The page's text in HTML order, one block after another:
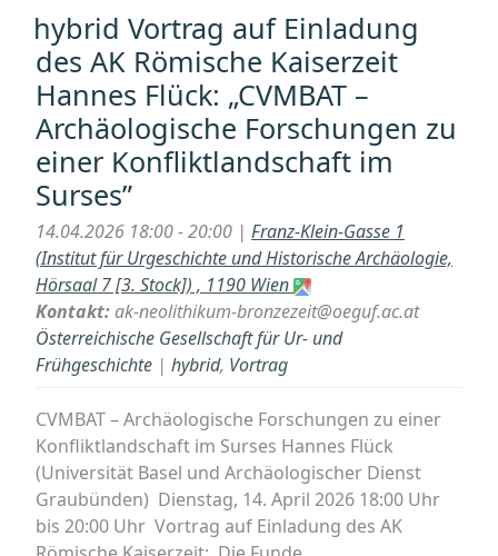
„Notizbücher
als
Die
Aufzeichnungen
Walter
von
den
Untersuchungen
Solva
1911–
1918““
hybrid Vortrag auf Einladung
des AK Römische Kaiserzeit
Hannes Flück: „CVMBAT –
Archäologische Forschungen zu
einer Konfliktlandschaft im
Surses”
14.04.2026 18:00 - 20:00 | Franz-Klein-Gasse 1
(Institut für Urgeschichte und Historische Archäologie,
Hörsaal 7 [3. Stock]) , 1190 Wien
Kontakt:ak-neolithikum-bronzezeit@oeguf.ac.at
Österreichische Gesellschaft für Ur- und
Frühgeschichte | hybrid, Vortrag
CVMBAT – Archäologische Forschungen zu einer
Konfliktlandschaft im Surses Hannes Flück
(Universität Basel und Archäologischer Dienst
Graubünden) Dienstag, 14. April 2026 18:00 Uhr
bis 20:00 Uhr Vortrag auf Einladung des AK